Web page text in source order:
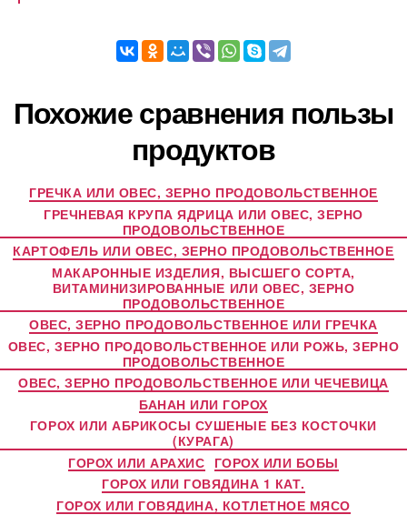
Похожие сравнения пользы
продуктов
ГРЕЧКА ИЛИ ОВЕС, ЗЕРНО ПРОДОВОЛЬСТВЕННОЕ
ГРЕЧНЕВАЯ КРУПА ЯДРИЦА ИЛИ ОВЕС, ЗЕРНО
ПРОДОВОЛЬСТВЕННОЕ
КАРТОФЕЛЬ ИЛИ ОВЕС, ЗЕРНО ПРОДОВОЛЬСТВЕННОЕ
МАКАРОННЫЕ ИЗДЕЛИЯ, ВЫСШЕГО СОРТА,
ВИТАМИНИЗИРОВАННЫЕ ИЛИ ОВЕС, ЗЕРНО
ПРОДОВОЛЬСТВЕННОЕ
ОВЕС, ЗЕРНО ПРОДОВОЛЬСТВЕННОЕ ИЛИ ГРЕЧКА
ОВЕС, ЗЕРНО ПРОДОВОЛЬСТВЕННОЕ ИЛИ РОЖЬ, ЗЕРНО
ПРОДОВОЛЬСТВЕННОЕ
ОВЕС, ЗЕРНО ПРОДОВОЛЬСТВЕННОЕ ИЛИ ЧЕЧЕВИЦА
БАНАН ИЛИ ГОРОХ
ГОРОХ ИЛИ АБРИКОСЫ СУШЕНЫЕ БЕЗ КОСТОЧКИ
(КУРАГА)
ГОРОХ ИЛИ АРАХИС ГОРОХ ИЛИ БОБЫ
ГОРОХ ИЛИ ГОВЯДИНА 1 КАТ.
ГОРОХ ИЛИ ГОВЯДИНА, КОТЛЕТНОЕ МЯСО